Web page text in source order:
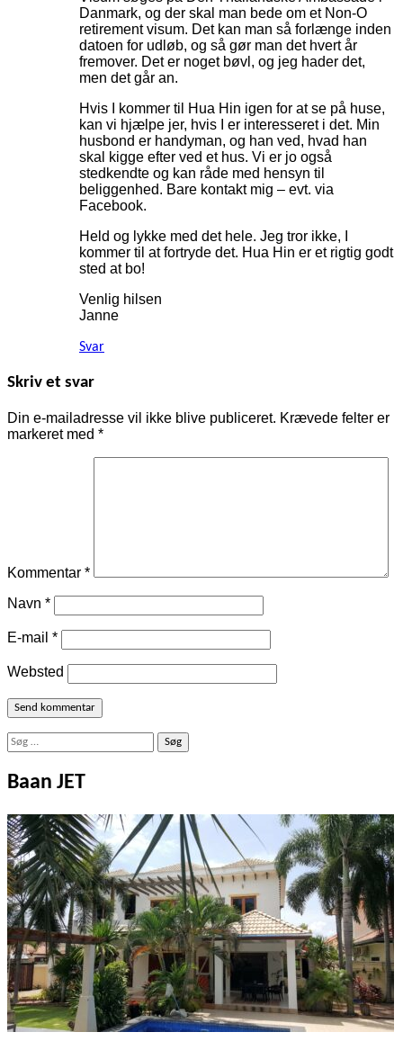
Danmark, og der skal man bede om et Non-O
retirement visum. Det kan man så forlænge inden
datoen for udløb, og så gør man det hvert år
fremover. Det er noget bøvl, og jeg hader det,
men det går an.
Hvis I kommer til Hua Hin igen for at se på huse,
kan vi hjælpe jer, hvis I er interesseret i det. Min
husbond er handyman, og han ved, hvad han
skal kigge efter ved et hus. Vi er jo også
stedkendte og kan råde med hensyn til
beliggenhed. Bare kontakt mig – evt. via
Facebook.
Held og lykke med det hele. Jeg tror ikke, I
kommer til at fortryde det. Hua Hin er et rigtig godt
sted at bo!
Venlig hilsen
Janne
Svar
Skriv et svar
Din e-mailadresse vil ikke blive publiceret. Krævede felter er
markeret med *
Kommentar *
Navn *
E-mail *
Websted
Søg
Baan JET